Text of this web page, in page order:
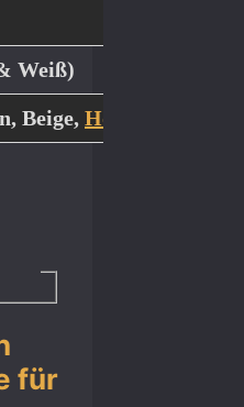
Weiß)
Beige, Holz
für